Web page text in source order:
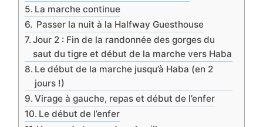
La marche continue
Passer la nuit à la Halfway Guesthouse
Jour 2 : Fin de la randonnée des gorges du
saut du tigre et début de la marche vers Haba
Le début de la marche jusqu’à Haba (en 2
jours !)
Virage à gauche, repas et début de l’enfer
Le début de l’enfer